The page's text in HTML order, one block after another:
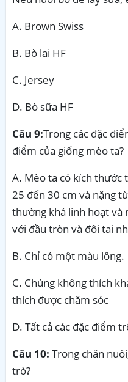
A. Brown Swiss
B. Bò lai HF
C. Jersey
D. Bò sữa HF
Câu 9:Trong các đặc
điểm của giống mèo ta?
A. Mèo ta có kích thước
25 đến 30 cm và nặng
thường khá linh hoạt và
với đầu tròn và đôi tai
B. Chỉ có một màu lông.
C. Chúng không thích
thích được chăm sóc
D. Tất cả các đặc điểm
Câu 10: Trong chăn
trò?